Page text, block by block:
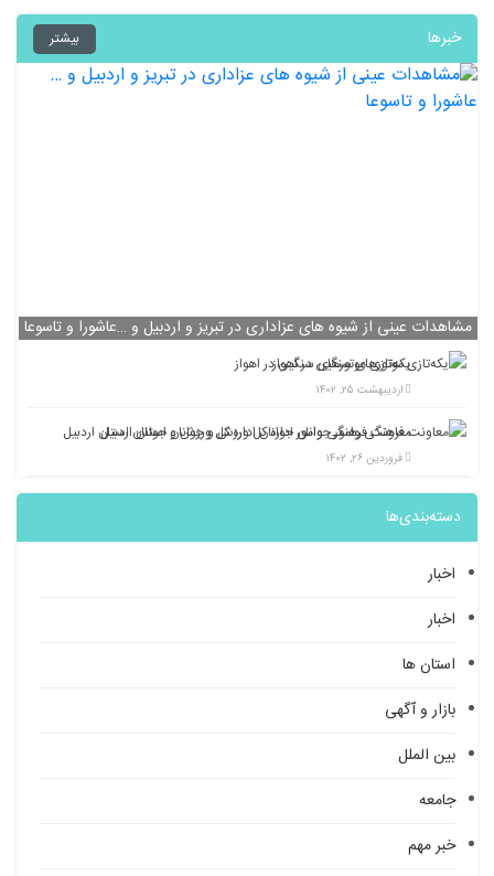
خبرها بیشتر
مشاهدات عینی از شیوه های عزاداری در تبریز و اردبیل و …عاشورا و تاسوعا
یکه‌تازی موتورهای سنگین در اهواز
اردیبهشت ۲۵, ۱۴۰۲
معاونت فرهنگی وامور جوانان اداره کل ورزش و جوانان استان اردبیل
فروردین ۲۶, ۱۴۰۲
دسته‌بندی‌ها
اخبار
اخبار
استان ها
بازار و آگهی
بین الملل
جامعه
خبر مهم